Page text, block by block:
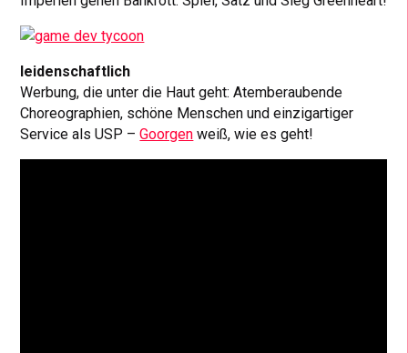
leidenschaftlich
Werbung, die unter die Haut geht: Atemberaubende
Choreographien, schöne Menschen und einzigartiger
Service als USP –Goorgen weiß, wie es geht!